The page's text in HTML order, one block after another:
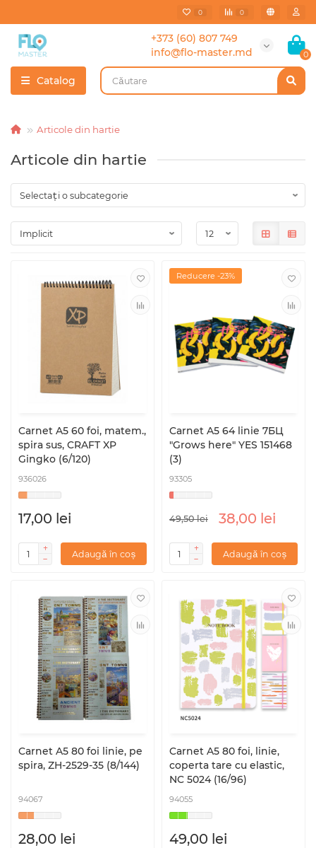
0 0
+373 (60) 807 749
info@flo-master.md
0
Catalog
Articole din hartie
Articole din hartie
Carnet A5 60 foi, matem.,
spira sus, CRAFT XP
Gingko (6/120)
936026
17,00 lei
Adaugă în coș
Reducere -23%
Carnet A5 64 linie 7БЦ
"Grows here" YES 151468
(3)
93305
49,50 lei 38,00 lei
Adaugă în coș
Carnet A5 80 foi linie, pe
spira, ZH-2529-35 (8/144)
94067
28,00 lei
Carnet A5 80 foi, linie,
coperta tare cu elastic,
NC 5024 (16/96)
94055
49,00 lei